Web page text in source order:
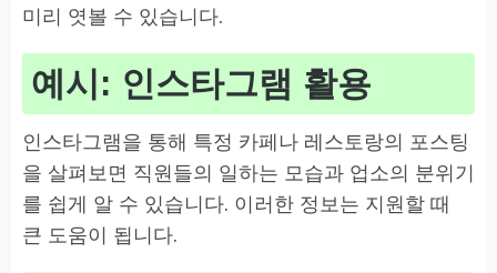
미리 엿볼 수 있습니다.
예시: 인스타그램 활용
인스타그램을 통해 특정 카페나 레스토랑의 포스팅
을 살펴보면 직원들의 일하는 모습과 업소의 분위기
를 쉽게 알 수 있습니다. 이러한 정보는 지원할 때
큰 도움이 됩니다.